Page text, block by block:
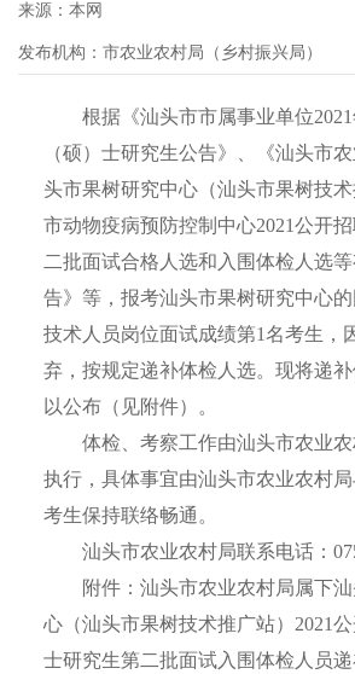
来源： 本网
发布机构： 市农业农村局（乡村振兴局）
根据《汕头市市属事业单位2021
（硕）士研究生公告》、《汕头市
头市果树研究中心（汕头市果树技
市动物疫病预防控制中心2021公开
二批面试合格人选和入围体检人选
告》等，报考汕头市果树研究中心
技术人员岗位面试成绩第1名考生，
弃，按规定递补体检人选。现将递
以公布（见附件）。
体检、考察工作由汕头市农业农
执行，具体事宜由汕头市农业农村
考生保持联络畅通。
汕头市农业农村局联系电话：
附件： 汕头市农业农村局属下
心（汕头市果树技术推广站）2021
士研究生第二批面试入围体检人员